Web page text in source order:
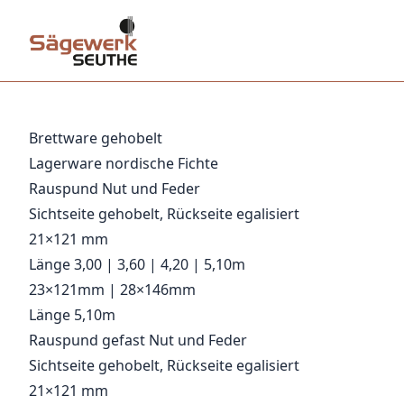
Brettware gehobelt
Lagerware nordische Fichte
Rauspund Nut und Feder
Sichtseite gehobelt, Rückseite egalisiert
21×121 mm
Länge 3,00 | 3,60 | 4,20 | 5,10m
23×121mm | 28×146mm
Länge 5,10m
Rauspund gefast Nut und Feder
Sichtseite gehobelt, Rückseite egalisiert
21×121 mm